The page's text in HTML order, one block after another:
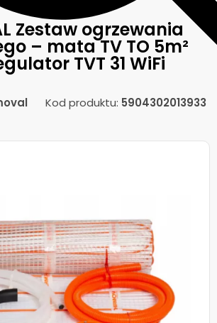
Zestaw ogrzewania
– mata TV TO 5m²
TVT 31 WiFi
Kod produktu: 5904302013933